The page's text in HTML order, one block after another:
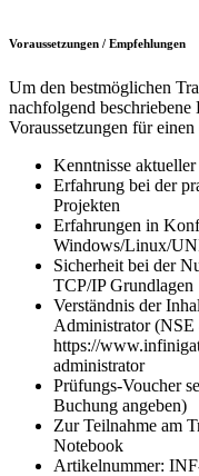
Voraussetzungen / Empfehlungen
Um den bestmöglichen
nachfolgend
Voraussetzungen für
Kenntnisse
Erfahrung bei der
Projekten
Erfahrungen in
Windows/Linux/
Sicherheit bei der
TCP/IP Grundlagen
Verständnis der
Administrator (NSE
https://
administrator
Prüfungs-Voucher
Buchung angeben)
Zur Teilnahme am
Notebook
Artikelnummer: